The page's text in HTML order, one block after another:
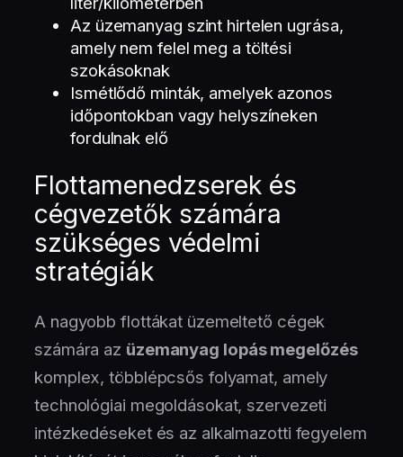
Az üzemanyag szint hirtelen ugrása,
amely nem felel meg a töltési
szokásoknak
Ismétlődő minták, amelyek azonos
időpontokban vagy helyszíneken
fordulnak elő
Flottamenedzserek és
cégvezetők számára
szükséges védelmi
stratégiák
A nagyobb flottákat üzemeltető cégek
számára az üzemanyag lopás megelőzés
komplex, többlépcsős folyamat, amely
technológiai megoldásokat, szervezeti
intézkedéseket és az alkalmazotti fegyelem